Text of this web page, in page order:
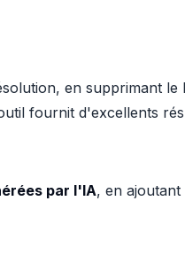
en supprimant
fournit d'excellents
par l'IA, en